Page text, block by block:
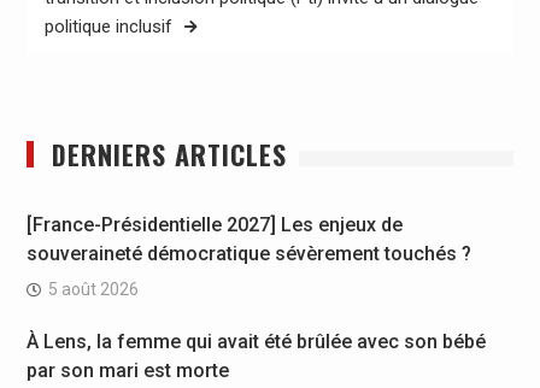
politique inclusif
DERNIERS ARTICLES
[France-Présidentielle 2027] Les enjeux de
souveraineté démocratique sévèrement touchés ?
5 août 2026
À Lens, la femme qui avait été brûlée avec son bébé
par son mari est morte